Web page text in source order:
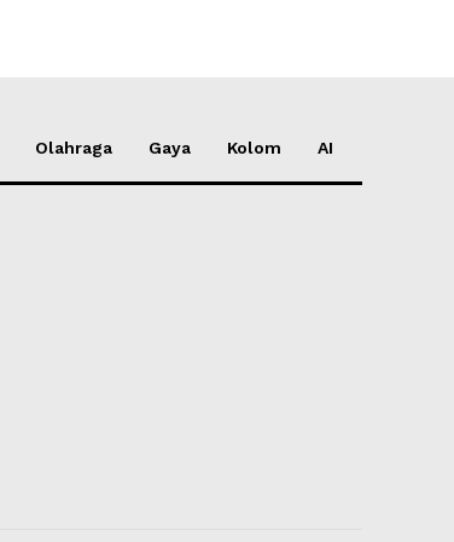
Olahraga Gaya Kolom AI